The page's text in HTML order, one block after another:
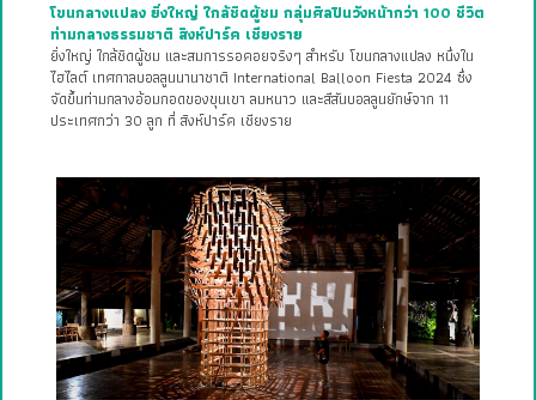
โขนกลางแปลง ยิ่งใหญ่ ใกล้ชิดผู้ชม กลุ่มศิลปินวังหน้ากว่า 100 ชีวิต
ท่ามกลางธรรมชาติ สิงห์ปาร์ค เชียงราย
ยิ่งใหญ่ ใกล้ชิดผู้ชม และสมการรอคอยจริงๆ สำหรับ โขนกลางแปลง หนึ่งใน
ไฮไลต์ เทศกาลบอลลูนนานาชาติ International Balloon Fiesta 2024 ซึ่ง
จัดขึ้นท่ามกลางอ้อมกอดของขุนเขา ลมหนาว และสีสันบอลลูนยักษ์จาก 11
ประเทศกว่า 30 ลูก ที่ สิงห์ปาร์ค เชียงราย